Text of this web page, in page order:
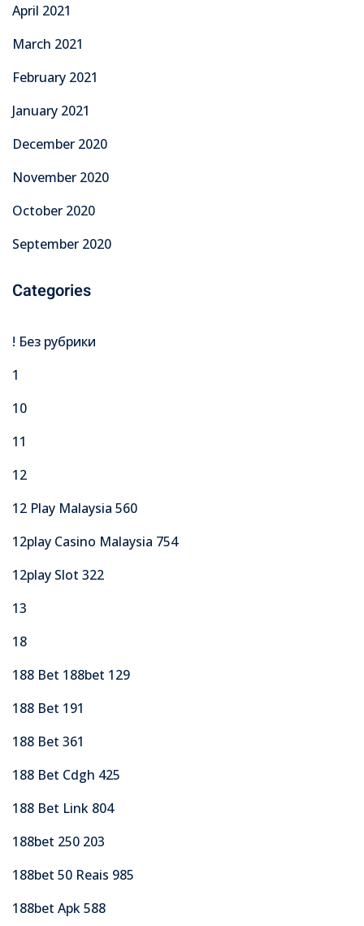
April 2021
March 2021
February 2021
January 2021
December 2020
November 2020
October 2020
September 2020
Categories
! Без рубрики
1
10
11
12
12 Play Malaysia 560
12play Casino Malaysia 754
12play Slot 322
13
18
188 Bet 188bet 129
188 Bet 191
188 Bet 361
188 Bet Cdgh 425
188 Bet Link 804
188bet 250 203
188bet 50 Reais 985
188bet Apk 588